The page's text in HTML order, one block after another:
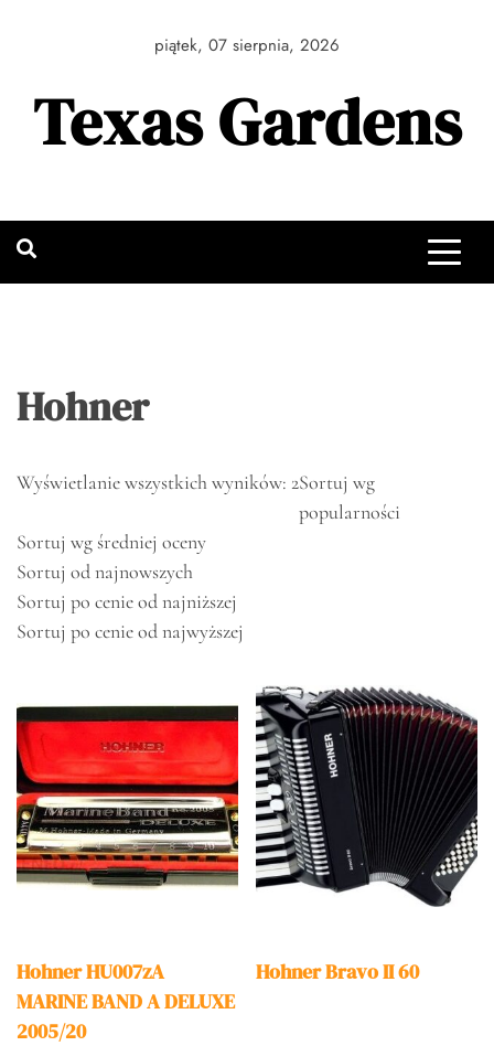
piątek, 07 sierpnia, 2026
Texas Gardens
Hohner
Wyświetlanie wszystkich wyników: 2Sortuj wg
popularności
Sortuj wg średniej oceny
Sortuj od najnowszych
Sortuj po cenie od najniższej
Sortuj po cenie od najwyższej
Hohner HU007zA
MARINE BAND A DELUXE
2005/20
Hohner Bravo II 60